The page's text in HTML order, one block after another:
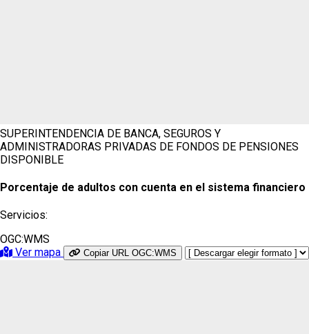
SUPERINTENDENCIA DE BANCA, SEGUROS Y
ADMINISTRADORAS PRIVADAS DE FONDOS DE PENSIONES
DISPONIBLE
Porcentaje de adultos con cuenta en el sistema financiero
Servicios:
OGC:WMS
Ver mapa
Copiar URL OGC:WMS